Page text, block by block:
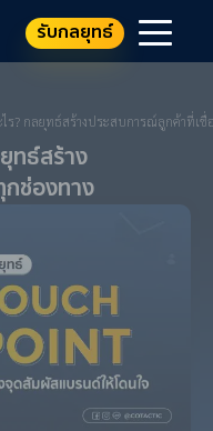
รับกลยุทธ์
ไร? กลยุทธ์สร้างประสบการณ์ลูกค้าที่เชื่
ทธ์สร้าง
กช่องทาง